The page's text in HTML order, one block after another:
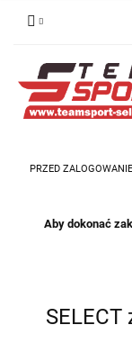
PRZED
Aby dokonać